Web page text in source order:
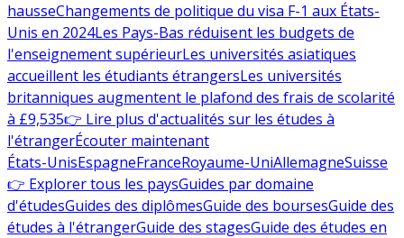
hausseChangements de politique du visa F-1 aux États-
Unis en 2024Les Pays-Bas réduisent les budgets de
l'enseignement supérieurLes universités asiatiques
accueillent les étudiants étrangersLes universités
britanniques augmentent le plafond des frais de scolarité
à £9,535👉 Lire plus d'actualités sur les études à
l'étrangerÉcouter maintenant
États-UnisEspagneFranceRoyaume-UniAllemagneSuisse
👉 Explorer tous les paysGuides par domaine
d'étudesGuides des diplômesGuide des boursesGuide des
études à l'étrangerGuide des stagesGuide des études en